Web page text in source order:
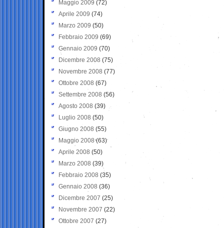
Maggio 2009 (72)
Aprile 2009 (74)
Marzo 2009 (50)
Febbraio 2009 (69)
Gennaio 2009 (70)
Dicembre 2008 (75)
Novembre 2008 (77)
Ottobre 2008 (67)
Settembre 2008 (56)
Agosto 2008 (39)
Luglio 2008 (50)
Giugno 2008 (55)
Maggio 2008(63)
Aprile 2008 (50)
Marzo 2008 (39)
Febbraio 2008 (35)
Gennaio 2008 (36)
Dicembre 2007 (25)
Novembre 2007 (22)
Ottobre 2007 (27)